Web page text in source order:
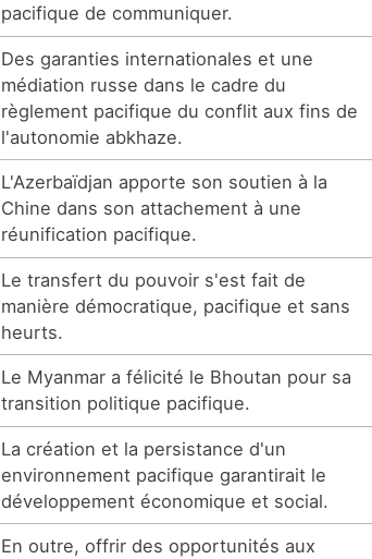
pacifique de communiquer.
Des garanties internationales et une
médiation russe dans le cadre du
règlement pacifique du conflit aux fins de
l'autonomie abkhaze.
L'Azerbaïdjan apporte son soutien à la
Chine dans son attachement à une
réunification pacifique.
Le transfert du pouvoir s'est fait de
manière démocratique, pacifique et sans
heurts.
Le Myanmar a félicité le Bhoutan pour sa
transition politique pacifique.
La création et la persistance d'un
environnement pacifique garantirait le
développement économique et social.
En outre, offrir des opportunités aux